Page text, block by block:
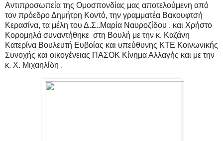
Αντιπροσωπεία της Ομοσπονδίας μας αποτελούμενη από
τον πρόεδρο Δημήτρη Κοντό, την γραμματέα Βακουφτσή
Κερασίνα, τα μέλη του Δ.Σ..Μαρία Ναυροζίδου . και Χρήστο
Κορομηλά συναντήθηκε στη Βουλή με την κ. Καζάνη
Κατερίνα Βουλευτή Ευβοίας και υπεύθυνης ΚΤΕ Κοινωνικής
Συνοχής και οικογένειας ΠΑΣΟΚ Κίνημα Αλλαγής και με την
κ. Χ. Μιχαηλίδη .